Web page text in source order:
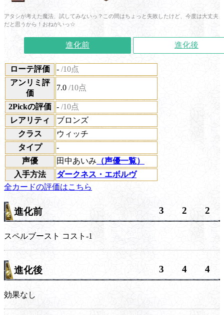
アタシが考えた魔法、試してみないっ？この間はちょっと失敗したけど、今度は大丈夫
だと思うから！おねがいっ☆
進化前 進化後
ローテ評価 - /10点
アンリミ評
価
7.0 /10点
2Pickの評価 - /10点
レアリティ
ブロンズ
クラス
ウィッチ
タイプ
-
声優
田中あいみ （声優一覧）
入手方法
ダークネス・エボルヴ
全カードの評価はこちら
進化前 3 2 2
スペルブースト コスト-1
進化後 3 4 4
効果なし